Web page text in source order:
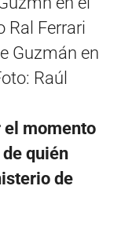
Guzmán en
Raúl
el momento
quién
de